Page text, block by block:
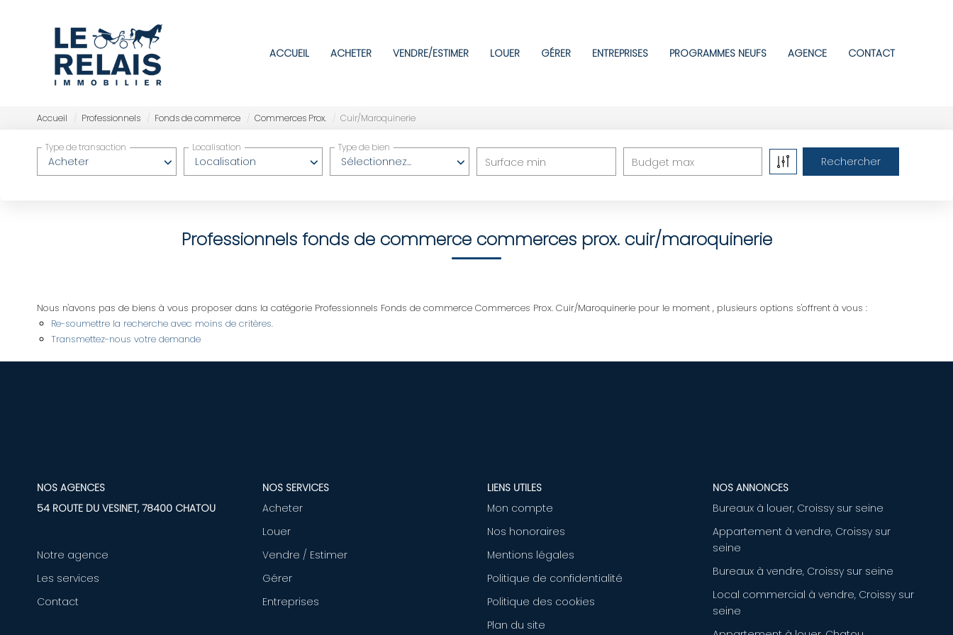
ACCUEIL ACHETER VENDRE/ESTIMER LOUER GÉRER ENTREPRISES PROGRAMMES NEUFS AGENCE CONTACT
Accueil Professionnels Fonds de commerce Commerces Prox. Cuir/Maroquinerie
Acheter
Type de transaction
Localisation
Localisation
Sélectionnez...
Type de bien
Surface min Budget max
Professionnels fonds de commerce commerces prox. cuir/maroquinerie
Nous n'avons pas de biens à vous proposer dans la catégorie Professionnels Fonds de commerce Commerces Prox. Cuir/Maroquinerie pour le moment , plusieurs options s'offrent à vous :
Re-soumettre la recherche avec moins de critères.
Transmettez-nous votre demande
NOS AGENCES
54 ROUTE DU VESINET, 78400 CHATOU
Notre agence
Les services
Contact
NOS SERVICES
Acheter
Louer
Vendre / Estimer
Gérer
Entreprises
LIENS UTILES
Mon compte
Nos honoraires
Mentions légales
Politique de confidentialité
Politique des cookies
Plan du site
NOS ANNONCES
Bureaux à louer, Croissy sur seine
Appartement à vendre, Croissy sur
seine
Bureaux à vendre, Croissy sur seine
Local commercial à vendre, Croissy sur
seine